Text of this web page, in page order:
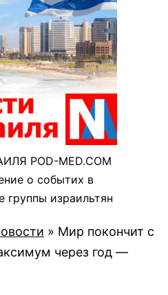
POD-MED.COM
о событих в
группы израильтян
» Мир покончит с
через год —